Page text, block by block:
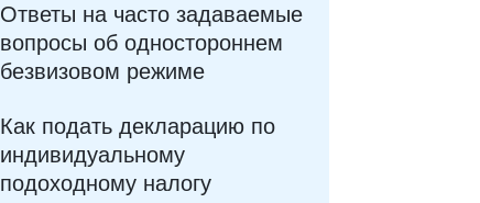
Ответы на часто задаваемые
вопросы об одностороннем
безвизовом режиме
Как подать декларацию по
индивидуальному
подоходному налогу